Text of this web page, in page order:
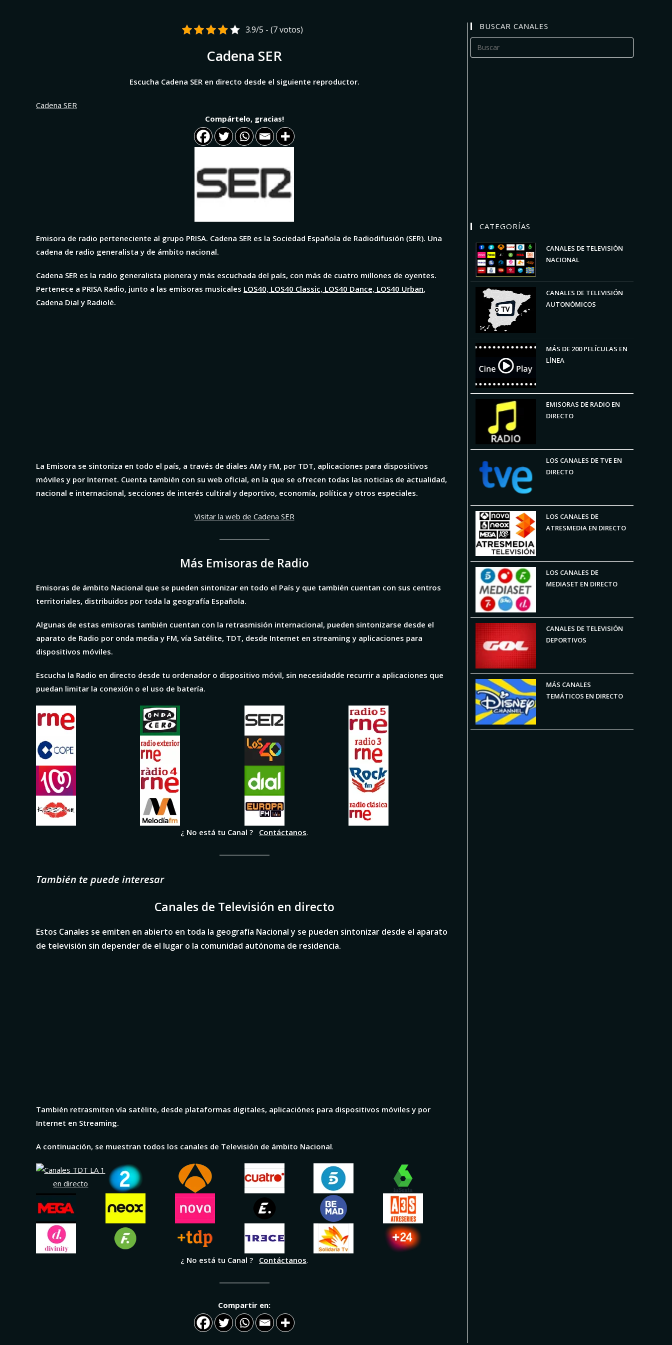
3.9/5 - (7 votos)
Cadena SER
Escucha Cadena SER en directo desde el siguiente reproductor.
Cadena SER
Compártelo, gracias!
Emisora de radio perteneciente al grupo PRISA. Cadena SER es la Sociedad Española de Radiodifusión (SER). Una
cadena de radio generalista y de ámbito nacional.
Cadena SER es la radio generalista pionera y más escuchada del país, con más de cuatro millones de oyentes.​
Pertenece a PRISA Radio, junto a las emisoras musicales LOS40, LOS40 Classic, LOS40 Dance, LOS40 Urban,
Cadena Dial y Radiolé.
La Emisora se sintoniza en todo el país, a través de diales AM y FM, por TDT, aplicaciones para dispositivos
móviles y por Internet. Cuenta también con su web oficial, en la que se ofrecen todas las noticias de actualidad,
nacional e internacional, secciones de interés cultiral y deportivo, economía, política y otros especiales.
Visitar la web de Cadena SER
Más Emisoras de Radio
Emisoras de ámbito Nacional que se pueden sintonizar en todo el País y que también cuentan con sus centros
territoriales, distribuidos por toda la geografía Española.
Algunas de estas emisoras también cuentan con la retrasmisión internacional, pueden sintonizarse desde el
aparato de Radio por onda media y FM, vía Satélite, TDT, desde Internet en streaming y aplicaciones para
dispositivos móviles.
Escucha la Radio en directo desde tu ordenador o dispositivo móvil, sin necesidadde recurrir a aplicaciones que
puedan limitar la conexión o el uso de batería.
¿ No está tu Canal ? Contáctanos.
También te puede interesar
Canales de Televisión en directo
Estos Canales se emiten en abierto en toda la geografía Nacional y se pueden sintonizar desde el aparato
de televisión sin depender de el lugar o la comunidad autónoma de residencia.
También retrasmiten vía satélite, desde plataformas digitales, aplicaciónes para dispositivos móviles y por
Internet en Streaming.
A continuación, se muestran todos los canales de Televisión de ámbito Nacional.
¿ No está tu Canal ? Contáctanos.
Compartir en:
BUSCAR CANALES
CATEGORÍAS
CANALES DE TELEVISIÓN
NACIONAL
CANALES DE TELEVISIÓN
AUTONÓMICOS
MÁS DE 200 PELÍCULAS EN
LÍNEA
EMISORAS DE RADIO EN
DIRECTO
LOS CANALES DE TVE EN
DIRECTO
LOS CANALES DE
ATRESMEDIA EN DIRECTO
LOS CANALES DE
MEDIASET EN DIRECTO
CANALES DE TELEVISIÓN
DEPORTIVOS
MÁS CANALES
TEMÁTICOS EN DIRECTO